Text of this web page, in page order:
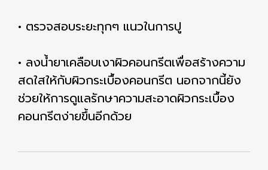
• ตรวจสอบระยะทุกๆ แนวในการปู
• ลงน้ำยาเคลือบเงาผิวคอนกรีตเพื่อสร้างความ
สดใสให้กับผิวกระเบื้องคอนกรีต นอกจากนี้ยัง
ช่วยให้การดูแลรักษาความสะอาดผิวกระเบื้อง
คอนกรีตง่ายขึ้นอีกด้วย